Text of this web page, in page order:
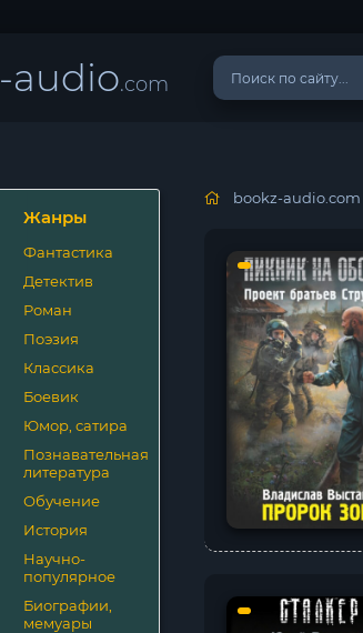
-audio.com
Жанры
Фантастика
Детектив
Роман
Поэзия
Классика
Боевик
Юмор, сатира
Познавательная
литература
Обучение
История
Научно-
популярное
Биографии,
мемуары
bookz-audio.com